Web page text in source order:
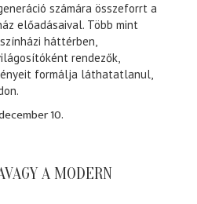
számára összeforrt a
előadásaival. Több mint
háttérben,
rendezők,
formálja láthatatlanul,
10.
A MODERN